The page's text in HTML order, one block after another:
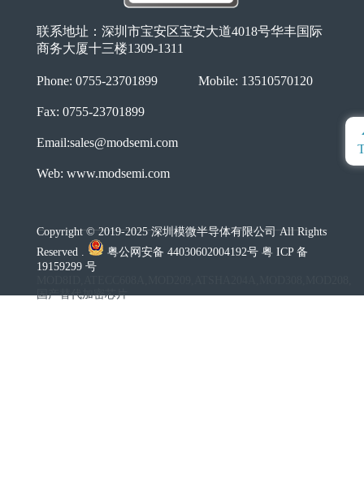
联系地址：深圳市宝安区宝安大道4018号华丰国际
商务大厦十三楼1309-1311
Phone: 0755-23701899 Mobile: 13510570120
Fax: 0755-23701899
Email:sales@modsemi.com
Web: www.modsemi.com
Copyright © 2019-2025 深圳模微半导体有限公司 All Rights
Reserved .
粤公网安备 44030602004192号 粤 ICP 备
19159299 号
国产替代加密芯片